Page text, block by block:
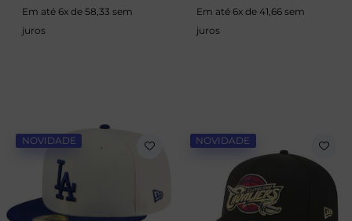
Em até 6x de 58,33 sem
juros
Em até 6x de 41,66 sem
juros
NOVIDADE NOVIDADE